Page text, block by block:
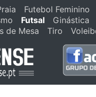
Futebol Feminino
Futsal Ginástica
de Mesa Tiro